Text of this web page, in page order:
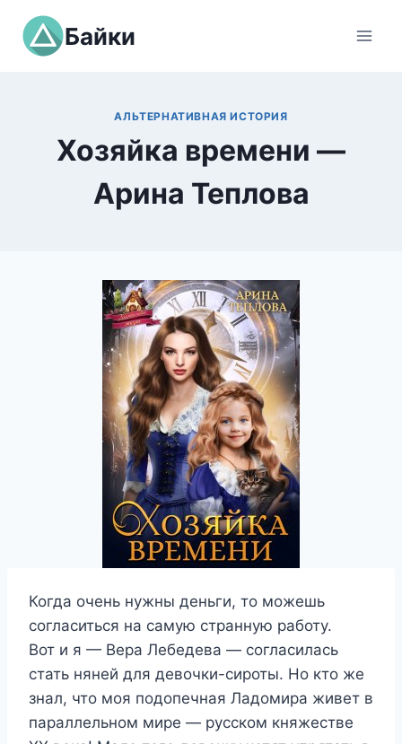
Перейти
содержимому
Байки
АЛЬТЕРНАТИВНАЯ ИСТОРИЯ
Хозяйка времени —
Арина Теплова
Когда очень нужны деньги, то можешь
согласиться на самую странную работу.
Вот и я — Вера Лебедева — согласилась
стать няней для девочки-сироты. Но кто же
знал, что моя подопечная Ладомира живет в
параллельном мире — русском княжестве